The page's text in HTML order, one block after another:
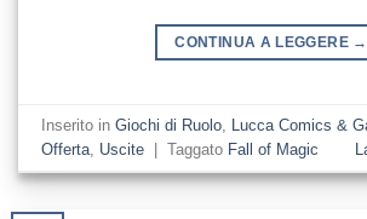
CONTINUA A LEGGERE →
Inserito inGiochi di Ruolo Lucca Comics &
Offerta Uscite | Taggato Fall of Magic